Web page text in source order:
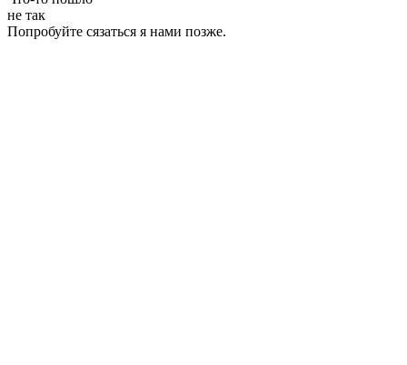
не так
Попробуйте сязаться я нами позже.